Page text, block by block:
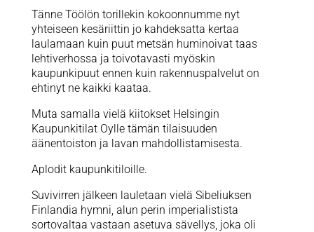
Tänne Töölön torillekin kokoonnumme nyt
yhteiseen kesäriittin jo kahdeksatta kertaa
laulamaan kuin puut metsän huminoivat taas
lehtiverhossa ja toivotavasti myöskin
kaupunkipuut ennen kuin rakennuspalvelut on
ehtinyt ne kaikki kaataa.
Muta samalla vielä kiitokset Helsingin
Kaupunkitilat Oylle tämän tilaisuuden
äänentoiston ja lavan mahdollistamisesta.
Aplodit kaupunkitiloille.
Suvivirren jälkeen lauletaan vielä Sibeliuksen
Finlandia hymni, alun perin imperialistista
sortovaltaa vastaan asetuva sävellys, joka oli